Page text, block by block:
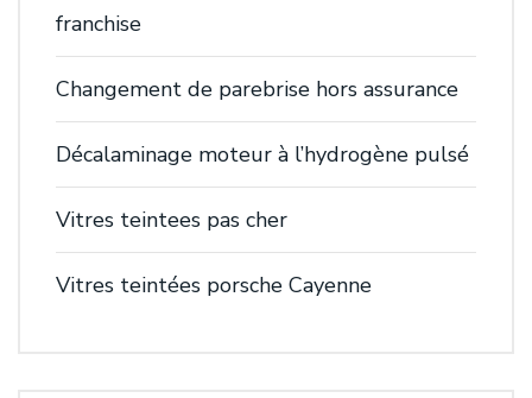
franchise
Changement de parebrise hors assurance
Décalaminage moteur à l’hydrogène pulsé
Vitres teintees pas cher
Vitres teintées porsche Cayenne